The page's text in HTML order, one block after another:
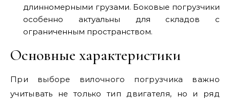
длинномерными грузами. Боковые погрузчики
особенно актуальны для складов с
ограниченным пространством.
Основные характеристики
При выборе вилочного погрузчика важно
учитывать не только тип двигателя, но и ряд